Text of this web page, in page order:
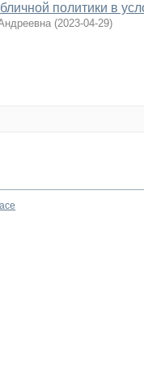
политики в
(2023-04-29)